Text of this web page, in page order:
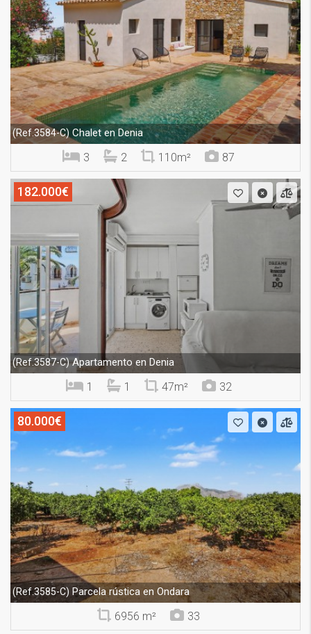
(Ref.3584-C) Chalet en Denia
3 2 110m² 87
182.000€
(Ref.3587-C)Apartamento en Denia
1 1 47m² 32
80.000€
(Ref.3585-C) Parcela rústica en Ondara
6956 m² 33